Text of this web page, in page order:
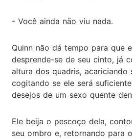
- Você ainda não viu nada.
Quinn não dá tempo para que
desprende-se de seu cinto, já
altura dos quadris, acariciando
cogitando se ele será
desejos de um sexo quente
Ele beija o pescoço dela,
seu ombro e, retornando para